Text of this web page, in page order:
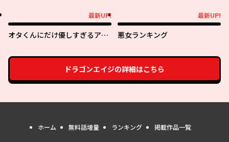
最新UP!
オタくんにだけ優しすぎるアヤ
最新UP!
悪女ランキング
ドラゴンエイジの詳細はこちら
ホーム 無料話増量 ランキング 掲載作品一覧